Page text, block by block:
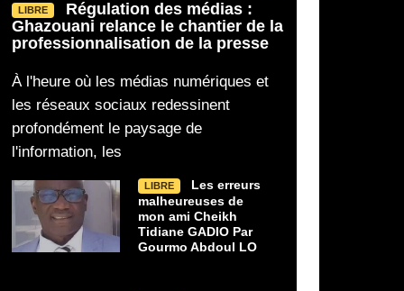
Ahmed Salem Ould Bouhabini alerte
sur le risque de déclassement
Au-delà du
la réception
LIBRE
Régulation des médias :
Ghazouani relance le chantier de la
professionnalisation de la presse
À l'heure où les médias numériques et
les réseaux sociaux redessinent
profondément le paysage de
l'information, les
LIBRE
Les erreurs
malheureuses de
mon ami Cheikh
Tidiane GADIO Par
Gourmo Abdoul LO